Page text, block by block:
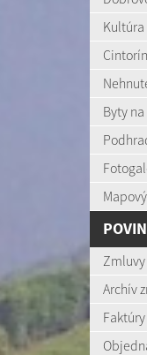
Kultúra
Cintorín
Byty
Zmluvy
Archív
Faktúry